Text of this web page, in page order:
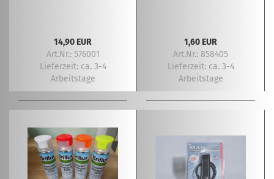
14,90 EUR
Art.Nr.: 576001
Lieferzeit: ca. 3-4
Arbeitstage
1,60 EUR
Art.Nr.: 858405
Lieferzeit: ca. 3-4
Arbeitstage